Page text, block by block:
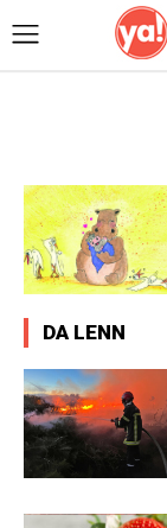
DA LENN